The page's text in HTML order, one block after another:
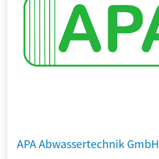
APA Abwassertechnik GmbH